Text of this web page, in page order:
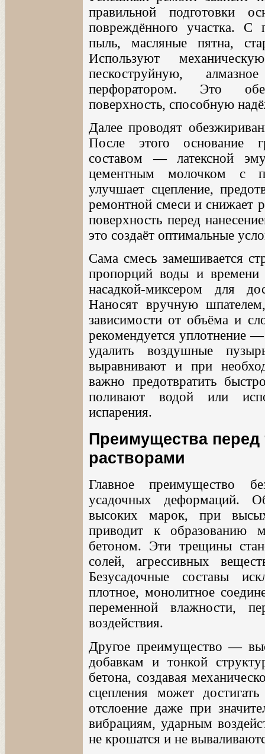
правильной подготовки
повреждённого участка. С
пыль, масляные пятна,
Используют
пескоструйную,
перфоратором. Это
поверхность, способную
Далее проводят
После этого основание
составом — латексной
цементным молочком с
улучшает сцепление,
ремонтной смеси и снижает
поверхность перед
это создаёт оптимальные
Сама смесь замешивается
пропорций воды и времени
насадкой-миксером для
Наносят вручную
зависимости от объёма и
рекомендуется уплотнение
удалить воздушные
выравнивают и при
важно предотвратить
поливают водой или
испарения.
Преимущества
растворами
Главное преимущество
усадочных деформаций.
высоких марок, при
приводит к образованию
бетоном. Эти трещины
солей, агрессивных
Безусадочные составы
плотное, монолитное
переменной влажности,
воздействия.
Другое преимущество —
добавкам и тонкой
бетона, создавая
сцепления может
отслоение даже при
вибрациям, ударным
не крошатся и не